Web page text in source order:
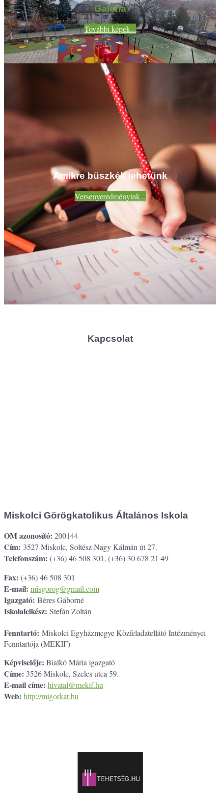
Galéria
További képek...
Amikre büszkék lehetünk
Versenyeredményink...
Kapcsolat
Miskolci Görögkatolikus Általános Iskola
OM azonosító: 200144
Cím: 3527 Miskolc, Soltész Nagy Kálmán út 27.
Telefonszám: (+36) 46 508 301, (+36) 30 678 21 49
Fax: (+36) 46 508 301
E-mail: misgorog@gmail.com
Igazgató: Béres Gáborné
Iskolalelkész: Stefán Zoltán
Fenntartó: Miskolci Egyházmegye Közfeladatellátó Intézményei
Fenntartója (MEKIF)
Képviselője: Bialkó Mária igazgató
Címe: 3526 Miskolc, Szeles utca 59.
E-mail címe: hivatal@mekif.hu
Web: http://migorkat.hu